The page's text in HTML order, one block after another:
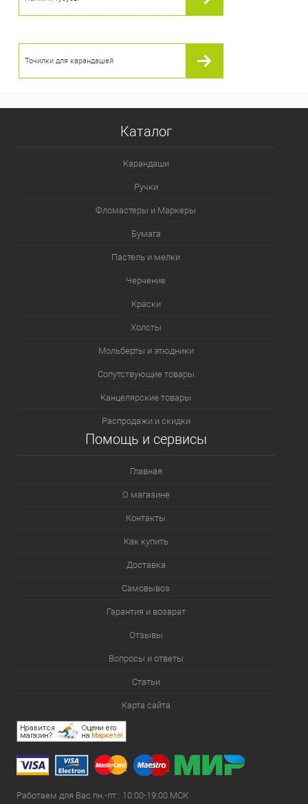
Точилки для карандашей
Каталог
Карандаши
Ручки
Фломастеры и Маркеры
Бумага
Пастель и мелки
Черчение
Краски
Холсты
Мольберты и этюдники
Сопутствующие товары
Канцелярские товары
Распродажи и скидки
Помощь и сервисы
Главная
О магазине
Контакты
Как купить
Доставка
Самовывоз
Гарантия и возврат
Отзывы
Вопросы и ответы
Статьи
Карта сайта
Работаем для Вас пн.-пт.: 10:00-19:00 МСК